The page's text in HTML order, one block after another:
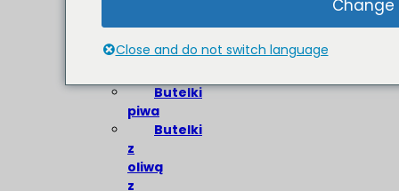
Butelki
Butelki
piwa
Butelki
z
oliwą
z
Close and do not switch language